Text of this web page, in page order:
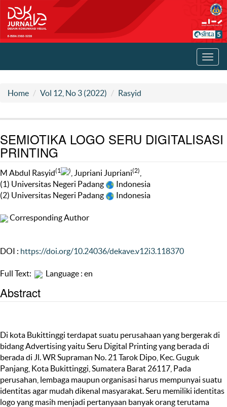
Home Vol 12, No 3 (2022) Rasyid
SEMIOTIKA LOGO SERU DIGITALISASI
PRINTING
M Abdul Rasyid(1 ) , Jupriani Jupriani(2)
(1) Universitas Negeri Padang
Indonesia
(2) Universitas Negeri Padang
Indonesia
Corresponding Author
DOI : https://doi.org/10.24036/dekave.v12i3.118370
Full Text: Language : en
Abstract
Di kota Bukittinggi terdapat suatu perusahaan yang bergerak di
bidang Advertising yaitu Seru Digital Printing yang berada di
berada di Jl. WR Supraman No. 21 Tarok Dipo, Kec. Guguk
Panjang, Kota Bukittinggi, Sumatera Barat 26117, Pada
perusahan, lembaga maupun organisasi harus mempunyai suatu
identitas agar mudah dikenal masyarakat. Seru memiliki identitas
logo yang masih menjadi pertanyaan banyak orang terutama